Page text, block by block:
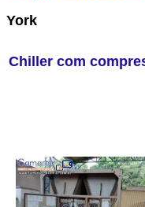
York
Chiller com